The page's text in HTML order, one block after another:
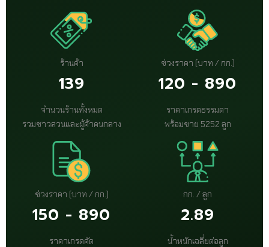
ร้านค้า
139
จำนวนร้านทั้งหมด
รวมชาวสวนและผู้ค้าคนกลาง
ช่วงราคา (บาท / กก.)
120 - 890
ราคาเกรดธรรมดา
พร้อมขาย 5252 ลูก
ช่วงราคา (บาท / กก.)
150 - 890
ราคาเกรดคัด
กก. / ลูก
2.89
น้ำหนักเฉลี่ยต่อลูก